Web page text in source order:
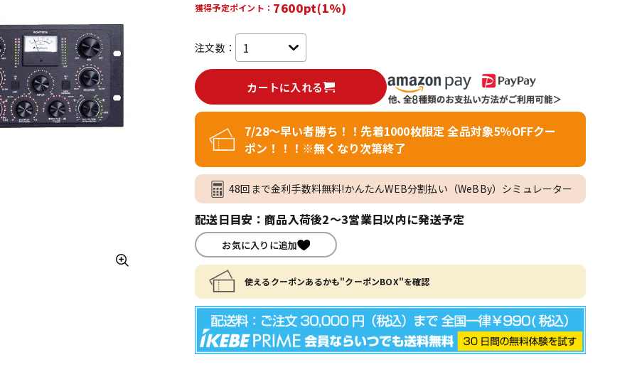
獲得予定ポイント： 7600pt(1%)
注文数：
カートに入れる
7/28～早い者勝ち！！先着1000枚限定 全品対象5％OFFクー
ポン！！！※無くなり次第終了
48回まで金利手数料無料!かんたんWEB分割払い（WeBBy）シミュレーター
配送日目安：商品入荷後2～3営業日以内に発送予定
お気に入りに追加
使えるクーポンあるかも"クーポンBOX"を確認